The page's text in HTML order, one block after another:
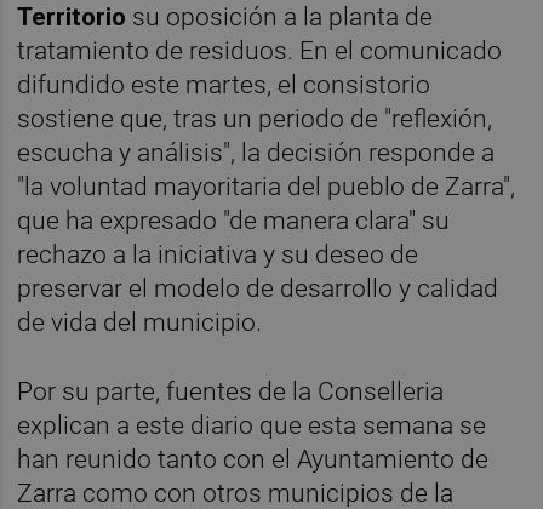
Territorio su oposición a la planta de
tratamiento de residuos. En el comunicado
difundido este martes, el consistorio
sostiene que, tras un periodo de "reflexión,
escucha y análisis", la decisión responde a
"la voluntad mayoritaria del pueblo de Zarra",
que ha expresado "de manera clara" su
rechazo a la iniciativa y su deseo de
preservar el modelo de desarrollo y calidad
de vida del municipio.
Por su parte, fuentes de la Conselleria
explican a este diario que esta semana se
han reunido tanto con el Ayuntamiento de
Zarra como con otros municipios de la